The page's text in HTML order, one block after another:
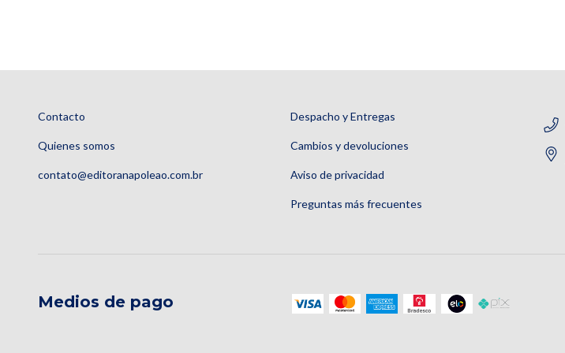
Contacto
Quienes somos
contato@editoranapoleao.com.br
Despacho y Entregas
Cambios y devoluciones
Aviso de privacidad
Preguntas más frecuentes
Medios de pago